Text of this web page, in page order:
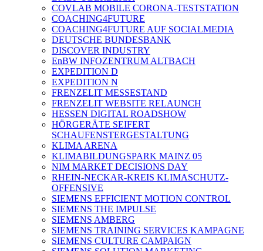
COVLAB MOBILE CORONA-TESTSTATION
COACHING4FUTURE
COACHING4FUTURE AUF SOCIALMEDIA
DEUTSCHE BUNDESBANK
DISCOVER INDUSTRY
EnBW INFOZENTRUM ALTBACH
EXPEDITION D
EXPEDITION N
FRENZELIT MESSESTAND
FRENZELIT WEBSITE RELAUNCH
HESSEN DIGITAL ROADSHOW
HÖRGERÄTE SEIFERT
SCHAUFENSTERGESTALTUNG
KLIMA ARENA
KLIMABILDUNGSPARK MAINZ 05
NIM MARKET DECISIONS DAY
RHEIN-NECKAR-KREIS KLIMASCHUTZ-
OFFENSIVE
SIEMENS EFFICIENT MOTION CONTROL
SIEMENS THE IMPULSE
SIEMENS AMBERG
SIEMENS TRAINING SERVICES KAMPAGNE
SIEMENS CULTURE CAMPAIGN